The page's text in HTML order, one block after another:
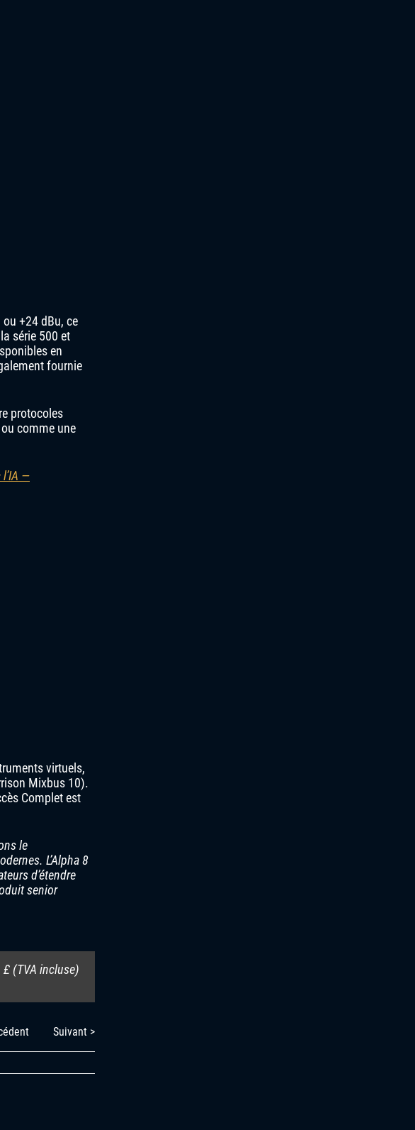
+24 dBu, ce
série 500 et
en
fournie
protocoles
comme une
—
virtuels,
Mixbus 10).
Complet est
le
L’Alpha 8
d’étendre
senior
(TVA incluse)
Suivant >